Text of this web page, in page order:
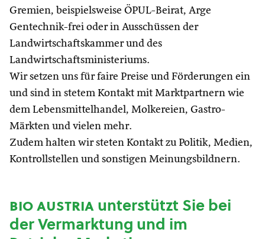
Gremien, beispielsweise ÖPUL-Beirat, Arge
Gentechnik-frei oder in Ausschüssen der
Landwirtschaftskammer und des
Landwirtschaftsministeriums.
Wir setzen uns für faire Preise und Förderungen ein
und sind in stetem Kontakt mit Marktpartnern wie
dem Lebensmittelhandel, Molkereien, Gastro-
Märkten und vielen mehr.
Zudem halten wir steten Kontakt zu Politik, Medien,
Kontrollstellen und sonstigen Meinungsbildnern.
bio austriaunterstützt Sie bei
der Vermarktung und im